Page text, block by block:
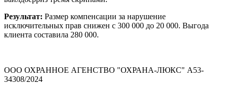
Результат: Размер компенсации за нарушение
исключительных прав снижен с 300 000 до 20 000. Выгода
клиента составила 280 000.
ООО ОХРАННОЕ АГЕНСТВО "ОХРАНА-ЛЮКС" А53-
34308/2024